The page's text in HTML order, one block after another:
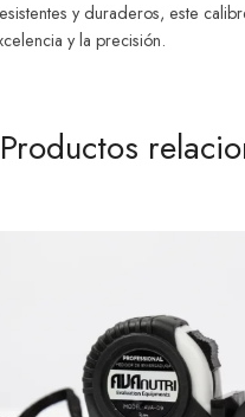
y duraderos, este
y la precisión.
Productos